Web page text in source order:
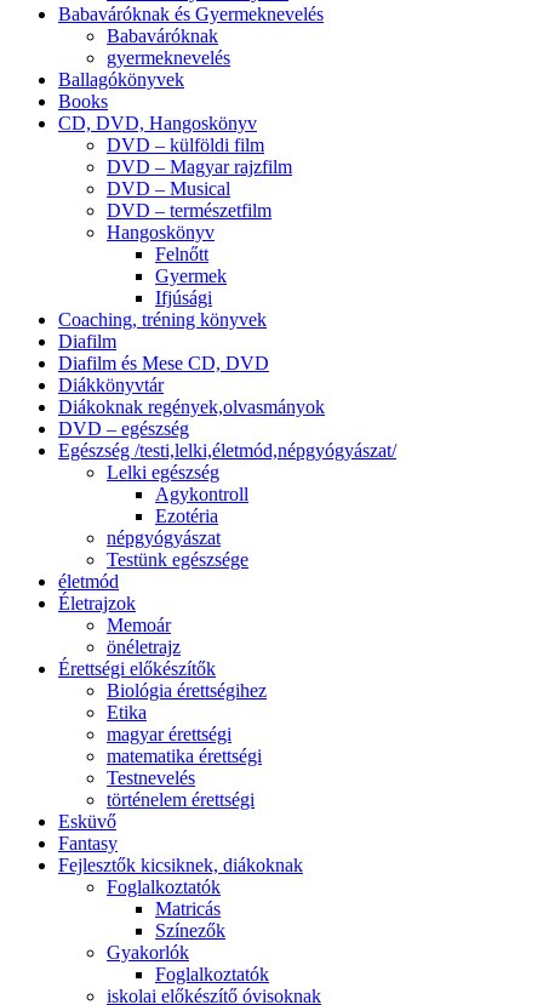
Babaváróknak és Gyermeknevelés
Babaváróknak
gyermeknevelés
Ballagókönyvek
Books
CD, DVD, Hangoskönyv
DVD – külföldi film
DVD – Magyar rajzfilm
DVD – Musical
DVD – természetfilm
Hangoskönyv
Felnőtt
Gyermek
Ifjúsági
Coaching, tréning könyvek
Diafilm
Diafilm és Mese CD, DVD
Diákkönyvtár
Diákoknak regények,olvasmányok
DVD – egészség
Egészség /testi,lelki,életmód,népgyógyászat/
Lelki egészség
Agykontroll
Ezotéria
népgyógyászat
Testünk egészsége
életmód
Életrajzok
Memoár
önéletrajz
Érettségi előkészítők
Biológia érettségihez
Etika
magyar érettségi
matematika érettségi
Testnevelés
történelem érettségi
Esküvő
Fantasy
Fejlesztők kicsiknek, diákoknak
Foglalkoztatók
Matricás
Színezők
Gyakorlók
Foglalkoztatók
iskolai előkészítő óvisoknak